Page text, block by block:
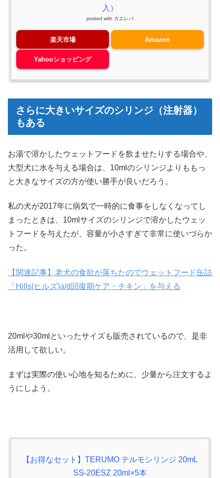
入）
posted with カエレバ
楽天市場 Amazon
Yahooショッピング
さらに大きいサイズのシリンジ（注射器）
もある
お湯で溶かしたウェットフードを飲ませたりする場合や、
大型犬に水を与える場合は、10mlのシリンジよりももっ
と大きなサイズの方が使い勝手が良いだろう。
私の犬が2017年に病気で一時的に食事をしなくなってし
まったときは、10mlサイズのシリンジで溶かしたウェッ
トフードを与えたが、容量が小さすぎて非常に使いづらか
った。
【関連記事】老犬の食欲が落ちたのでウェットフード缶詰
「Hills(ヒルズ)a/d回復期ケア・チキン」を与える
20mlや30mlといったサイズも販売されているので、是非
活用して欲しい。
まずは実際の使い心地を知るために、少量から注文するよ
うにしよう。
【お得なセット】TERUMO テルモシリンジ 20mL
SS-20ESZ 20ml×5本